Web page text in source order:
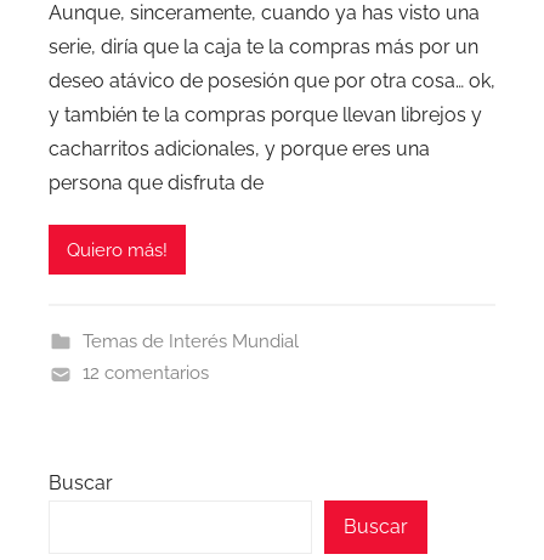
Aunque, sinceramente, cuando ya has visto una
serie, diría que la caja te la compras más por un
deseo atávico de posesión que por otra cosa… ok,
y también te la compras porque llevan librejos y
cacharritos adicionales, y porque eres una
persona que disfruta de
Quiero más!
Temas de Interés Mundial
12 comentarios
Buscar
Buscar